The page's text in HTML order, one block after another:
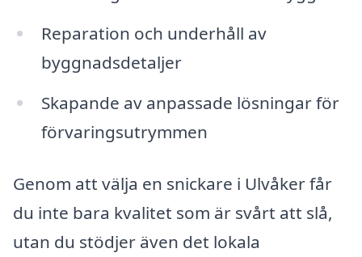
Reparation och underhåll av
byggnadsdetaljer
Skapande av anpassade lösningar för
förvaringsutrymmen
Genom att välja en snickare i Ulvåker får
du inte bara kvalitet som är svårt att slå,
utan du stödjer även det lokala